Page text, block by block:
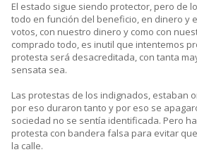
El estado sigue siendo protector, pero de
todo en función del beneficio, en dinero y
votos, con nuestro dinero y como con
comprado todo, es inutil que intentemos
protesta será desacreditada, con tanta
sensata sea.
Las protestas de los indignados, estaban
por eso duraron tanto y por eso se
sociedad no se sentía identificada. Pero
protesta con bandera falsa para evitar
la calle.